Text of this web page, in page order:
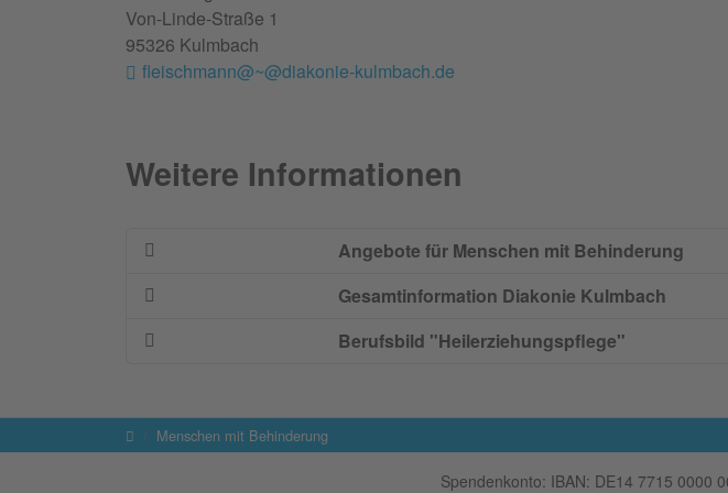
Von-Linde-Straße 1
95326 Kulmbach
fleischmann@~@diakonie-kulmbach.de
Weitere Informationen
Angebote für Menschen mit Behinderung
Gesamtinformation Diakonie Kulmbach
Berufsbild "Heilerziehungspflege"
Startseite
Menschen mit Behinderung
Spendenkonto: IBAN: DE14 7715 0000